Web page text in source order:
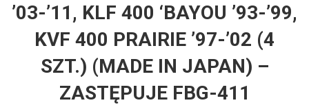
’03-’11, KLF 400 ‘BAYOU ’93-’99,
KVF 400 PRAIRIE ’97-’02 (4
SZT.) (MADE IN JAPAN) –
ZASTĘPUJE FBG-411